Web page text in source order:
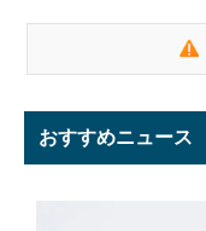
おすすめニュース